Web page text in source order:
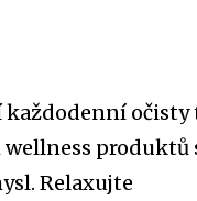
každodenní očisty
produktů
Relaxujte